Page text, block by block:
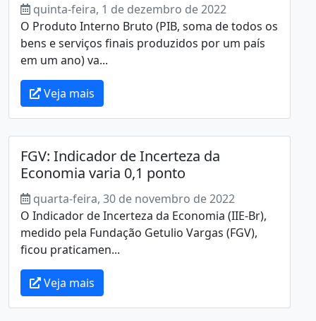
quinta-feira, 1 de dezembro de 2022
O Produto Interno Bruto (PIB, soma de todos os
bens e serviços finais produzidos por um país
em um ano) va...
Veja mais
FGV: Indicador de Incerteza da
Economia varia 0,1 ponto
quarta-feira, 30 de novembro de 2022
O Indicador de Incerteza da Economia (IIE-Br),
medido pela Fundação Getulio Vargas (FGV),
ficou praticamen...
Veja mais